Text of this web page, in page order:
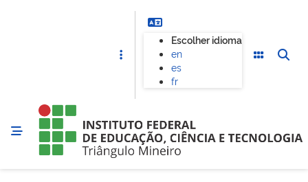
Escolher idioma
en
es
fr